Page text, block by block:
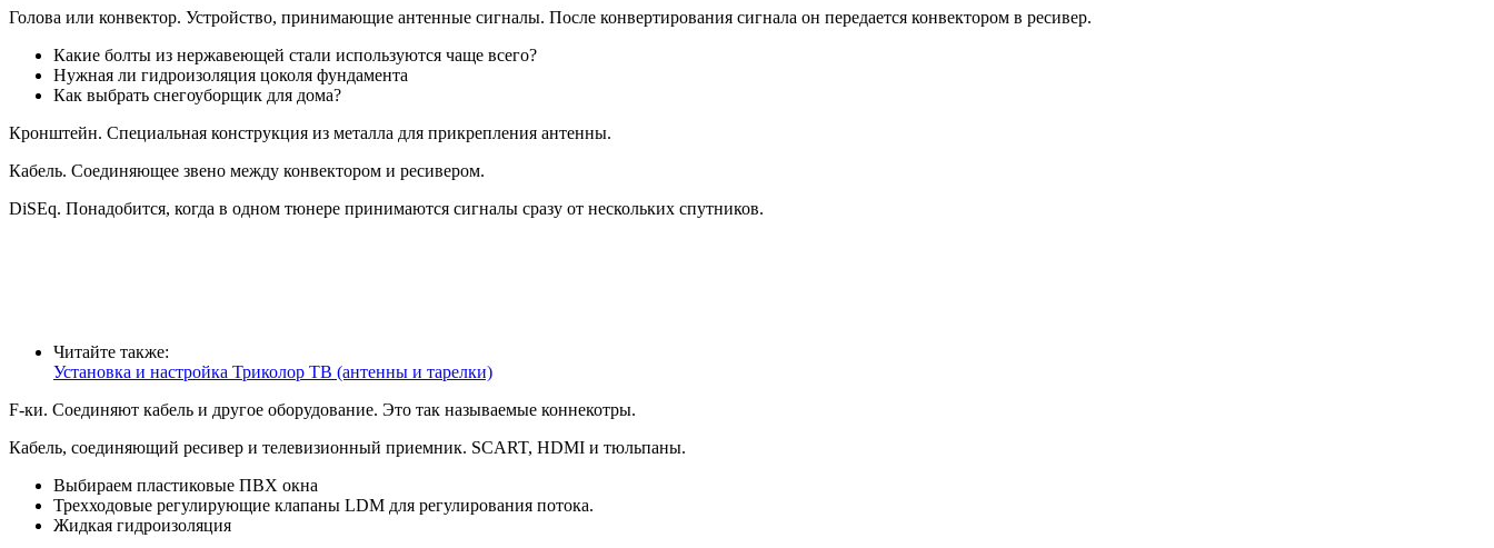
Голова или конвектор. Устройство, принимающие антенные сигналы. После конвертирования сигнала он передается конвектором в ресивер.
Какие болты из нержавеющей стали используются чаще всего?
Нужная ли гидроизоляция цоколя фундамента
Как выбрать снегоуборщик для дома?
Кронштейн. Специальная конструкция из металла для прикрепления антенны.
Кабель. Соединяющее звено между конвектором и ресивером.
DiSEq. Понадобится, когда в одном тюнере принимаются сигналы сразу от нескольких спутников.
Читайте также:
Установка и настройка Триколор ТВ (антенны и тарелки)
F-ки. Соединяют кабель и другое оборудование. Это так называемые коннекотры.
Кабель, соединяющий ресивер и телевизионный приемник. SCART, HDMI и тюльпаны.
Выбираем пластиковые ПВХ окна
Трехходовые регулирующие клапаны LDM для регулирования потока.
Жидкая гидроизоляция